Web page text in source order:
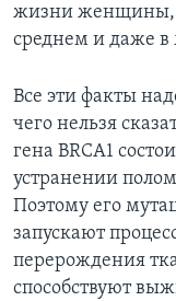
жизни женщины,
среднем и даже в
Все эти факты
чего нельзя
гена BRCA1
устранении
Поэтому его
запускают
перерождения
способствуют